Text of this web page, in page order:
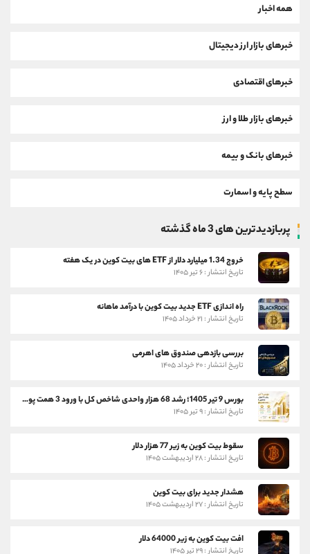
همه اخبار
خبرهای بازار ارز دیجیتال
خبرهای اقتصادی
خبرهای بازار طلا و ارز
خبرهای بانک و بیمه
سطح پایه و اسمارت
پربازدیدترین های 3 ماه گذشته
خروج 1.34 میلیارد دلار از ETF های بیت کوین در یک هفته
تاریخ انتشار : ۶ تیر ۱۴۰۵
راه اندازی ETF جدید بیت کوین با درآمد ماهانه
تاریخ انتشار : ۲۱ خرداد ۱۴۰۵
بررسی بازدهی صندوق های اهرمی
تاریخ انتشار : ۲۰ خرداد ۱۴۰۵
بورس 9 تیر 1405؛ رشد 68 هزار واحدی شاخص کل با ورود 3 همت پول حقیقی
تاریخ انتشار : ۹ تیر ۱۴۰۵
سقوط بیت کوین به زیر 77 هزار دلار
تاریخ انتشار : ۲۸ اردیبهشت ۱۴۰۵
هشدار جدید برای بیت کوین
تاریخ انتشار : ۲۷ اردیبهشت ۱۴۰۵
افت بیت کوین به زیر 64000 دلار
تاریخ انتشار : ۲۹ تیر ۱۴۰۵